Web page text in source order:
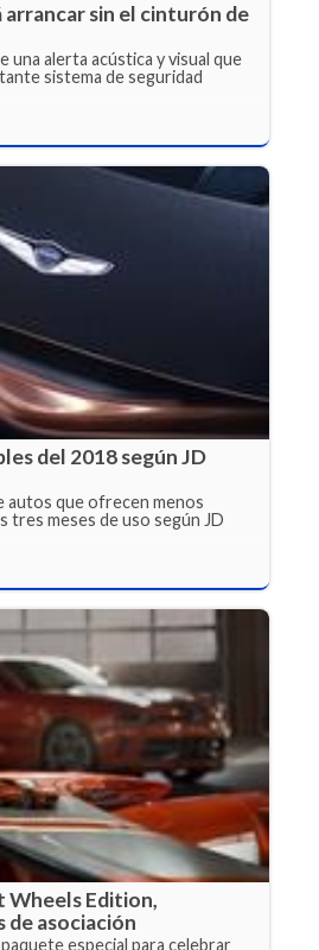
sin el cinturón de
una alerta acústica y visual que
sistema de seguridad
del 2018 según JD
autos que ofrecen menos
tres meses de uso según JD
Wheels Edition,
de asociación
especial para celebrar